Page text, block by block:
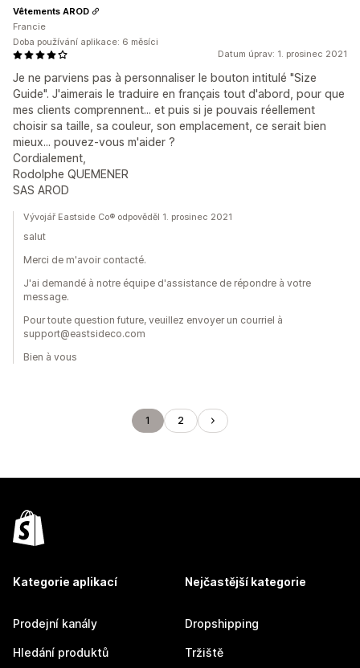
Datum úprav: 1. prosinec 2021
Je ne parviens pas à personnaliser le bouton intitulé "Size
Guide". J'aimerais le traduire en français tout d'abord, pour que
mes clients comprennent... et puis si je pouvais réellement
choisir sa taille, sa couleur, son emplacement, ce serait bien
mieux... pouvez-vous m'aider ?
Cordialement,
Rodolphe QUEMENER
SAS AROD
Vêtements AROD
Francie
Doba používání aplikace: 6 měsíci
Vývojář Eastside Co® odpověděl 1. prosinec 2021
salut
Merci de m'avoir contacté.
J'ai demandé à notre équipe d'assistance de répondre à votre
message.
Pour toute question future, veuillez envoyer un courriel à
support@eastsideco.com
Bien à vous
1 2
Kategorie aplikací
Prodejní kanály
Hledání produktů
Nejčastější kategorie
Dropshipping
Tržiště